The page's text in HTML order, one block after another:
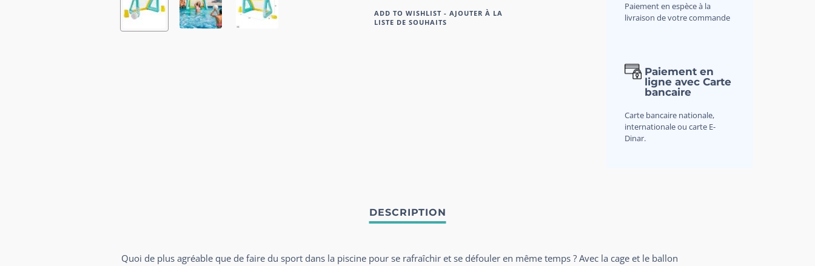
ADD TO WISHLIST - AJOUTER À LA
LISTE DE SOUHAITS
Paiement en espèce à la
livraison de votre commande
Paiement en
ligne avec Carte
bancaire
Carte bancaire nationale,
internationale ou carte E-
Dinar.
Quoi de plus agréable que de faire du sport dans la piscine pour se rafraîchir et se défouler en même temps ? Avec la cage et le ballon